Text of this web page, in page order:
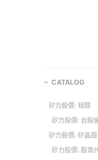
CATALOG
矽力股價: 相關
矽力股價: 股票